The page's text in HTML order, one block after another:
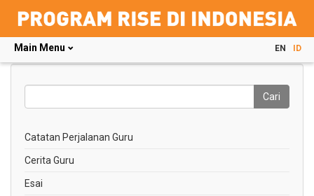
Skip
content
Main Menu EN ID
this
Cari
Catatan Perjalanan Guru
Cerita Guru
Esai